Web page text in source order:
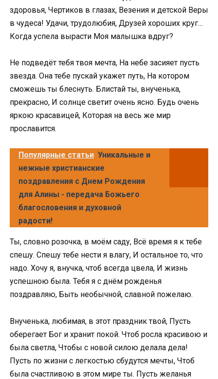
здоровья, Чертиков в глазах, Везения и детской Веры
в чудеса! Удачи, трудолюбия, Друзей хороших круг…
Когда успела вырасти Моя малышка вдруг?
Не подведёт тебя твоя мечта, На небе засияет пусть
звезда. Она тебе пускай укажет путь, На котором
сможешь ты блеснуть. Блистай ты, внученька,
прекрасно, И солнце светит очень ясно. Будь очень
яркою красавицей, Которая на весь же мир
прославится.
Популярные статьи Уникальные и
нежные христианские
поздравления с Днем Рождения
для Алины - передача Божьего
благословения и духовной
радости!
Ты, словно розочка, в моём саду, Всё время я к тебе
спешу. Спешу тебе нести я влагу, И остальное то, что
надо. Хочу я, внучка, чтоб всегда цвела, И жизнь
успешною была. Тебя я с днём рожденья
поздравляю, Быть необычной, славной пожелаю.
Внученька, любимая, в этот праздник твой, Пусть
оберегает Бог и хранит покой. Чтоб росла красивою и
была светла, Чтобы с новой силою делала дела!
Пусть по жизни с легкостью сбудутся мечты, Чтоб
была счастливою в этом мире ты. Пусть желанья